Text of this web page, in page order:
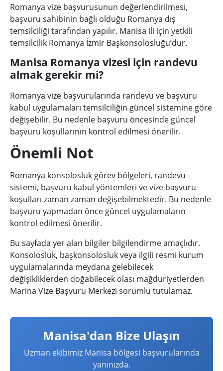
Romanya vize başvurusunun değerlendirilmesi,
başvuru sahibinin bağlı olduğu Romanya dış
temsilciliği tarafından yapılır. Manisa ili için yetkili
temsilcilik Romanya İzmir Başkonsolosluğu’dur.
Manisa Romanya vizesi için randevu
almak gerekir mi?
Romanya vize başvurularında randevu ve başvuru
kabul uygulamaları temsilciliğin güncel sistemine göre
değişebilir. Bu nedenle başvuru öncesinde güncel
başvuru koşullarının kontrol edilmesi önerilir.
Önemli Not
Romanya konsolosluk görev bölgeleri, randevu
sistemi, başvuru kabul yöntemleri ve vize başvuru
koşulları zaman zaman değişebilmektedir. Bu nedenle
başvuru yapmadan önce güncel uygulamaların
kontrol edilmesi önerilir.
Bu sayfada yer alan bilgiler bilgilendirme amaçlıdır.
Konsolosluk, başkonsolosluk veya ilgili resmi kurum
uygulamalarında meydana gelebilecek
değişikliklerden doğabilecek olası mağduriyetlerden
Marina Vize Başvuru Merkezi sorumlu tutulamaz.
Manisa'dan Bize Ulaşın
Uzman ekibimiz Manisa bölgesi başvurularında
yanınızda.